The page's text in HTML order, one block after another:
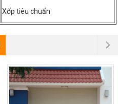
Xốp tiêu chuẩn